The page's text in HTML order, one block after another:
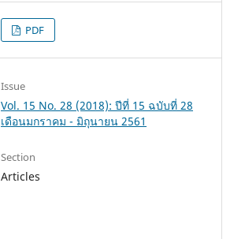
PDF
Issue
Vol. 15 No. 28 (2018): ปีที่ 15 ฉบับที่ 28
เดือนมกราคม - มิถุนายน 2561
Section
Articles